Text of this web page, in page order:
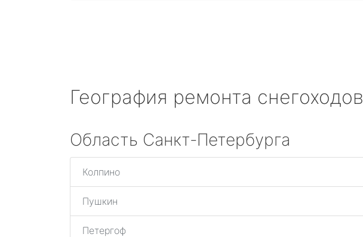
География ремонта снегоходов
Область Санкт-Петербурга
Колпино
Пушкин
Петергоф